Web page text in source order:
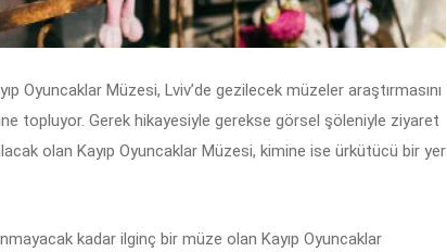
Oyuncaklar Müzesi, Lviv’de gezilecek müzeler araştırmasını
topluyor. Gerek hikayesiyle gerekse görsel şöleniyle ziyaret
olan Kayıp Oyuncaklar Müzesi, kimine ise ürkütücü bir yer
kadar ilginç bir müze olan Kayıp Oyuncaklar